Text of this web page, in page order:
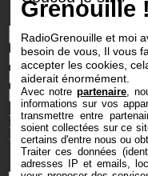
Grenouille !
RadioGrenouille et moi
besoin de vous, Il vous
accepter les cookies,
aiderait énormément.
Avec notrepartenaire ,
informations sur vos
transmettre entre
soient collectées sur ce
certains d'entre nous ou
Traiter ces données
adresses IP et emails,